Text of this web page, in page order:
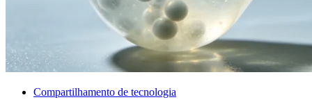
Compartilhamento de tecnologia